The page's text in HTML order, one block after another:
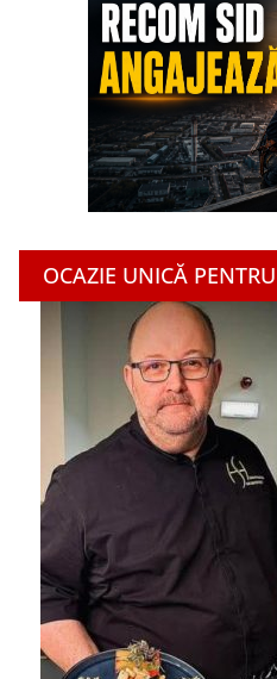
OCAZIE UNICĂ